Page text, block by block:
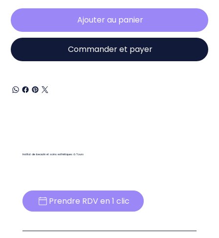
Ajouter au panier
Commander et payer
Institut de beauté et soins esthétiques à Tours
Prendre RDV en 1 clic